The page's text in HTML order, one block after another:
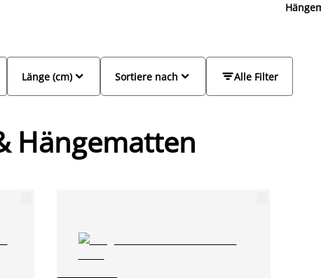

Länge (cm) Alle Filter

Sortiere nach
Hängematten